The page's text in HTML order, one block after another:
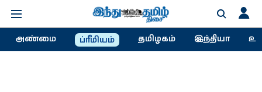
அண்மை ப்ரீமியம் தமிழகம் இந்தியா